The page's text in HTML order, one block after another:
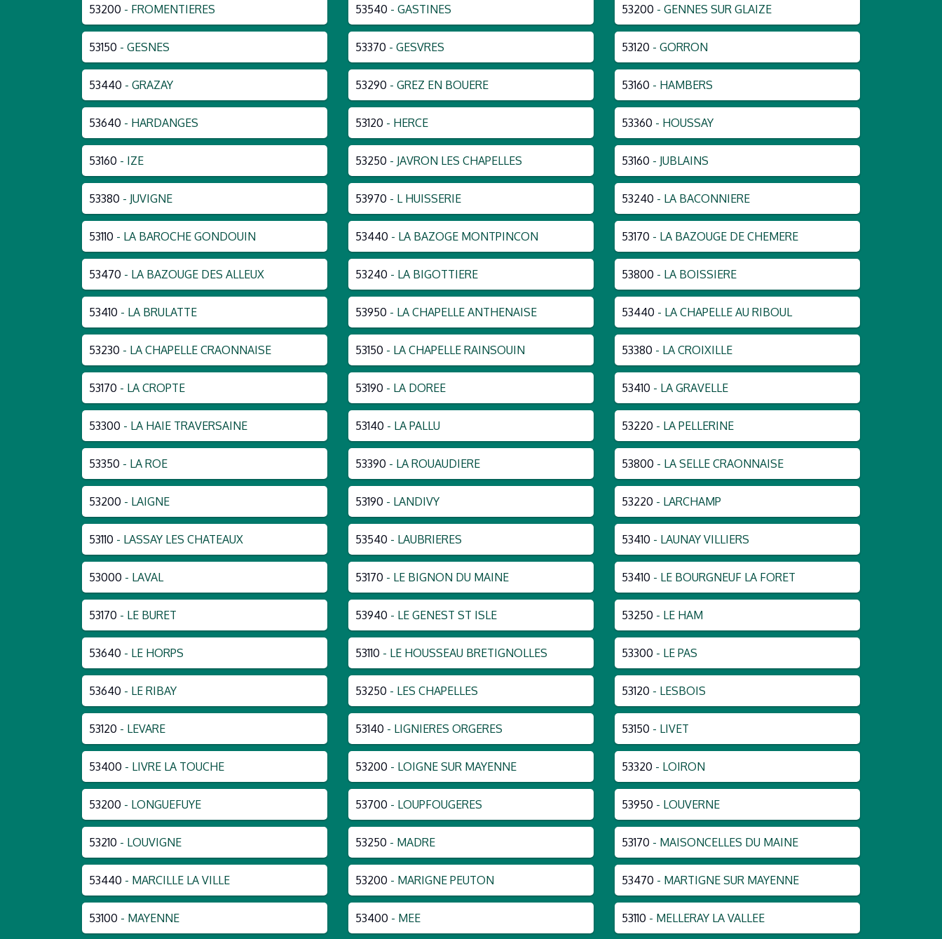
53200 - FROMENTIERES 53540 - GASTINES 53200 - GENNES SUR GLAIZE
53150 - GESNES 53370 - GESVRES 53120 - GORRON
53440 - GRAZAY 53290 - GREZ EN BOUERE 53160 - HAMBERS
53640 - HARDANGES 53120 - HERCE 53360 - HOUSSAY
53160 - IZE 53250 - JAVRON LES CHAPELLES 53160 - JUBLAINS
53380 - JUVIGNE 53970 - L HUISSERIE 53240 - LA BACONNIERE
53110 - LA BAROCHE GONDOUIN 53440 - LA BAZOGE MONTPINCON 53170 - LA BAZOUGE DE CHEMERE
53470 - LA BAZOUGE DES ALLEUX 53240 - LA BIGOTTIERE 53800 - LA BOISSIERE
53410 - LA BRULATTE 53950 - LA CHAPELLE ANTHENAISE 53440 - LA CHAPELLE AU RIBOUL
53230 - LA CHAPELLE CRAONNAISE 53150 - LA CHAPELLE RAINSOUIN 53380 - LA CROIXILLE
53170 - LA CROPTE 53190 - LA DOREE 53410 - LA GRAVELLE
53300 - LA HAIE TRAVERSAINE 53140 - LA PALLU 53220 - LA PELLERINE
53350 - LA ROE 53390 - LA ROUAUDIERE 53800 - LA SELLE CRAONNAISE
53200 - LAIGNE 53190 - LANDIVY 53220 - LARCHAMP
53110 - LASSAY LES CHATEAUX 53540 - LAUBRIERES 53410 - LAUNAY VILLIERS
53000 - LAVAL 53170 - LE BIGNON DU MAINE 53410 - LE BOURGNEUF LA FORET
53170 - LE BURET 53940 - LE GENEST ST ISLE 53250 - LE HAM
53640 - LE HORPS 53110 - LE HOUSSEAU BRETIGNOLLES 53300 - LE PAS
53640 - LE RIBAY 53250 - LES CHAPELLES 53120 - LESBOIS
53120 - LEVARE 53140 - LIGNIERES ORGERES 53150 - LIVET
53400 - LIVRE LA TOUCHE 53200 - LOIGNE SUR MAYENNE 53320 - LOIRON
53200 - LONGUEFUYE 53700 - LOUPFOUGERES 53950 - LOUVERNE
53210 - LOUVIGNE 53250 - MADRE 53170 - MAISONCELLES DU MAINE
53440 - MARCILLE LA VILLE 53200 - MARIGNE PEUTON 53470 - MARTIGNE SUR MAYENNE
53100 - MAYENNE 53400 - MEE 53110 - MELLERAY LA VALLEE